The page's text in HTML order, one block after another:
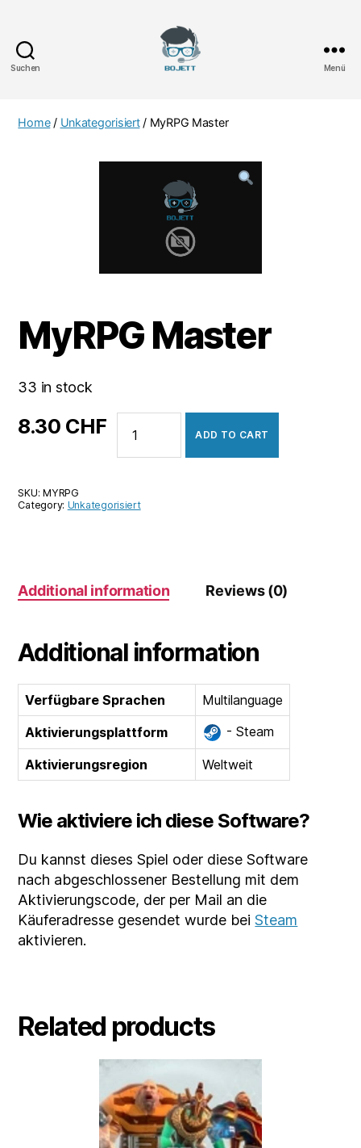
Suchen Menü
Home/ Unkategorisiert/ MyRPG Master
MyRPG Master
33 in stock
8.30 CHF
Master
quantity
ADD TO CART
SKU:MYRPG
Category: Unkategorisiert
Additional information Reviews (0)
Additional information
Verfügbare Sprachen
Multilanguage
Aktivierungsplattform
- Steam
Aktivierungsregion Weltweit
Wie aktiviere ich diese Software?
Du kannst dieses Spiel oder diese Software
nach abgeschlossener Bestellung mit dem
Aktivierungscode, der per Mail an die
Käuferadresse gesendet wurde beiSteam
aktivieren.
Related products